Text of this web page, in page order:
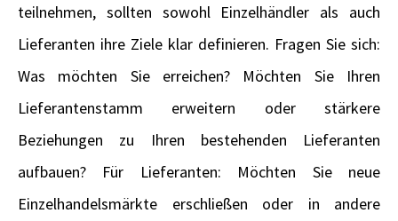
teilnehmen, sollten sowohl Einzelhändler als auch
Lieferanten ihre Ziele klar definieren. Fragen Sie sich:
Was möchten Sie erreichen? Möchten Sie Ihren
Lieferantenstamm erweitern oder stärkere
Beziehungen zu Ihren bestehenden Lieferanten
aufbauen? Für Lieferanten: Möchten Sie neue
Einzelhandelsmärkte erschließen oder in andere